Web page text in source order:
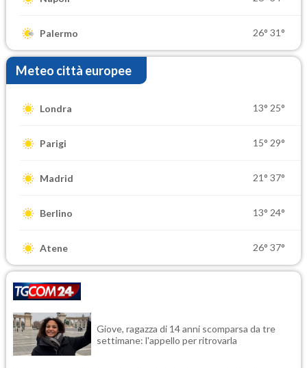
Palermo 26° 31°
Meteo città europee
Londra 13° 25°
Parigi 15° 29°
Madrid 21° 37°
Berlino 13° 24°
Atene 26° 37°
Giove, ragazza di 14 anni scomparsa da tre
settimane: l'appello per ritrovarla